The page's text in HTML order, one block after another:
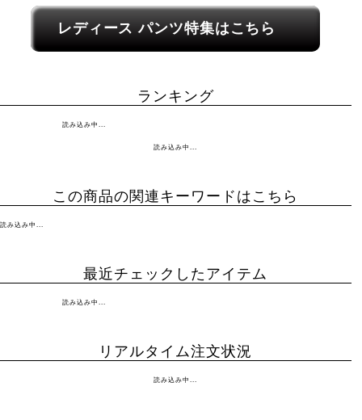
レディース関連カテゴリーへのリンク
レディース パンツ特集はこちら
ランキング
読み込み中...
読み込み中...
この商品の関連キーワードはこちら
読み込み中...
最近チェックしたアイテム
読み込み中...
リアルタイム注文状況
読み込み中...